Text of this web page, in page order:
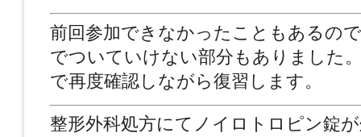
前回参加できなかったこともあるの
でついていけない部分もありました
で再度確認しながら復習します。
整形外科処方にてノイロトロピン錠